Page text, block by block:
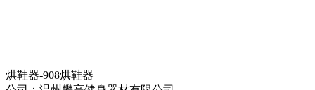
烘鞋器-908烘鞋器